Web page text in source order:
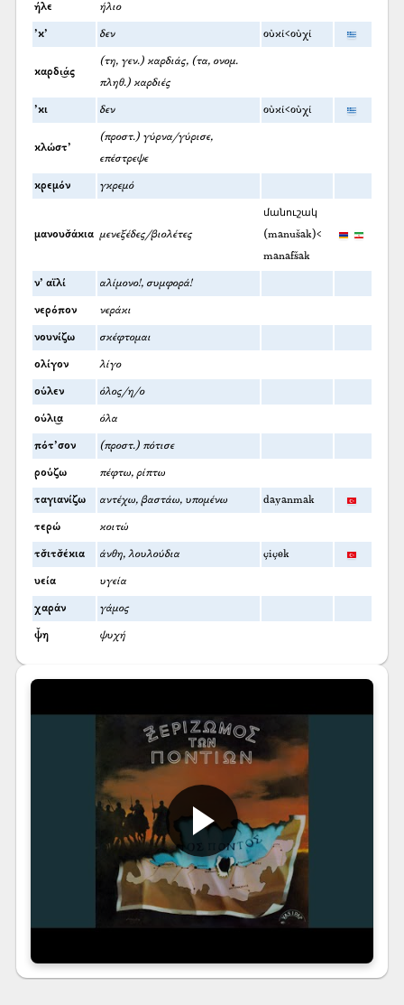
ήλε ήλιο
’κ’ δεν οὐκί<οὐχί
καρδι͜άς
(τη, γεν.) καρδιάς, (τα, ονομ.
πληθ.) καρδιές
’κι δεν οὐκί<οὐχί
κλώστ’
(προστ.) γύρνα/γύρισε,
επέστρεψε
κρεμόν γκρεμό
μανουσ̌άκια μενεξέδες/βιολέτες
մանուշակ
(manušak)<
manafšak
ν’ αϊλί αλίμονο!, συμφορά!
νερόπον νεράκι
νουνίζω σκέφτομαι
ολίγον λίγο
ούλεν όλος/η/ο
ούλι͜α όλα
πότ’σον (προστ.) πότισε
ρούζω πέφτω, ρίπτω
ταγιανίζω αντέχω, βαστάω, υπομένω dayanmak
τερώ κοιτώ
τσ̌ιτσ̌έκια άνθη, λουλούδια çiçek
υεία υγεία
χαράν γάμος
ψ̌η ψυχή